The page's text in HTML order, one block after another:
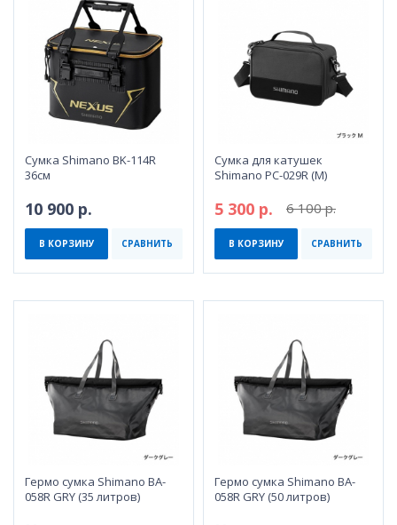
Сумка Shimano BK-114R
36см
10 900 р.
В КОРЗИНУ СРАВНИТЬ
Сумка для катушек
Shimano PC-029R (M)
5 300 р. 6 100 р.
В КОРЗИНУ СРАВНИТЬ
Гермо сумка Shimano BA-
058R GRY (35 литров)
Гермо сумка Shimano BA-
058R GRY (50 литров)